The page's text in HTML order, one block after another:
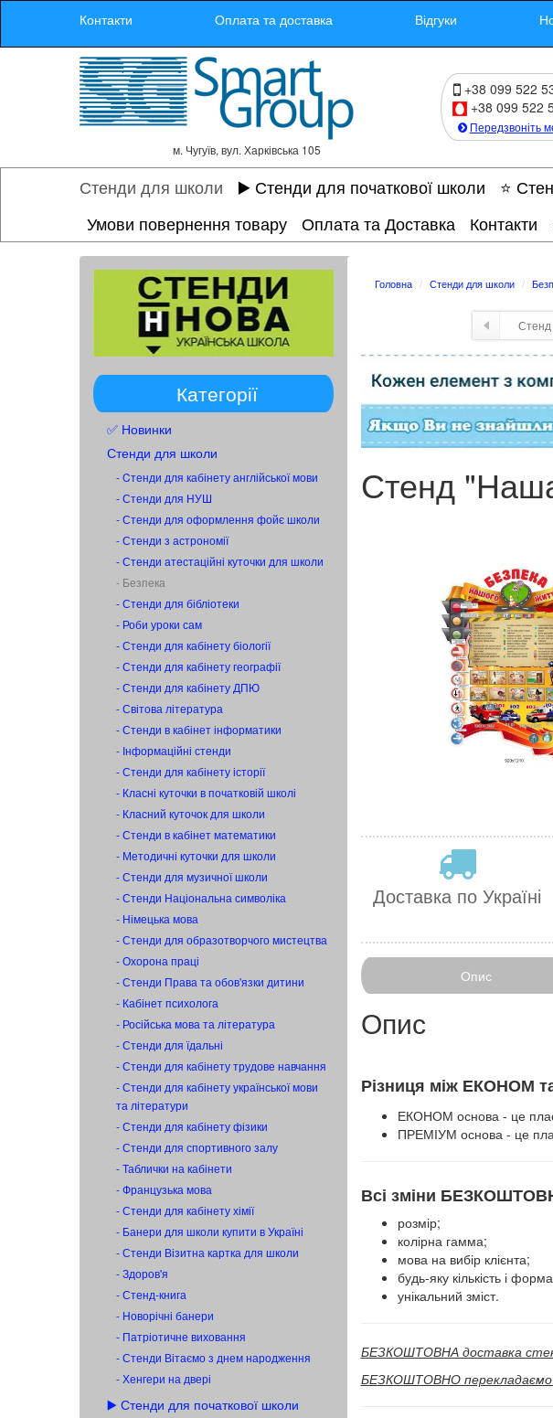
Контакти Оплата та доставка Відгуки
м. Чугуїв, вул. Харківська 105
+38 099 522
+38 099 522
Передзвоніть
Стенди для школи ▶️ Стенди для початкової школи ⭐
Умови повернення товару
Оплата та Доставка Контакти
Категорії
✅ Новинки
Стенди для школи
- Cтенди для кабінету англійської мови
- Стенди для НУШ
- Стенди для оформлення фойє школи
- Стенди з астрономії
- Стенди атестаційні куточки для школи
- Безпека
- Стенди для бібліотеки
- Роби уроки сам
- Стенди для кабінету біології
- Стенди для кабінету географії
- Стенди для кабінету ДПЮ
- Світова література
- Стенди в кабінет інформатики
- Інформаційні стенди
- Стенди для кабінету історії
- Класні куточки в початковій школі
- Класний куточок для школи
- Стенди в кабінет математики
- Методичні куточки для школи
- Стенди для музичної школи
- Стенди Національна символіка
- Німецька мова
- Стенди для образотворчого мистецтва
- Охорона праці
- Стенди Права та обов'язки дитини
- Кабінет психолога
- Російська мова та література
- Стенди для їдальні
- Стенди для кабінету трудове навчання
- Стенди для кабінету української мови
та літератури
- Стенди для кабінету фізики
- Стенди для спортивного залу
- Таблички на кабінети
- Французька мова
- Стенди для кабінету хімії
- Банери для школи купити в Україні
- Стенди Візитна картка для школи
- Здоров'я
- Стенд-книга
- Новорічні банери
- Патріотичне виховання
- Стенди Вітаємо з днем народження
- Хенгери на двері
▶️ Стенди для початкової школи
Головна Стенди для школи
Стенд
Стенд
Доставка по Україні
Опис
Опис
Різниця між ЕКОНОМ
ЕКОНОМ основа - це
ПРЕМІУМ основа - це
Всі зміни
розмір;
колірна гамма;
мова на вибір клієнта;
будь-яку кількість і
унікальний зміст.
БЕЗКОШТОВНА доставка
БЕЗКОШТОВНО перекладаємо